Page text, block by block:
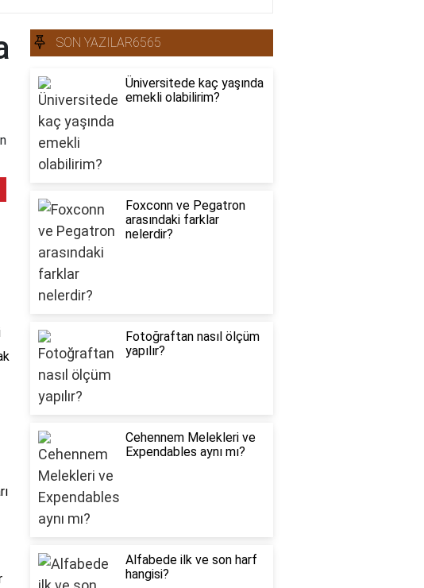
SON YAZILAR6565
Üniversitede kaç yaşında
emekli olabilirim?
Foxconn ve Pegatron
arasındaki farklar
nelerdir?
Fotoğraftan nasıl ölçüm
yapılır?
Cehennem Melekleri ve
Expendables aynı mı?
Alfabede ilk ve son harf
hangisi?